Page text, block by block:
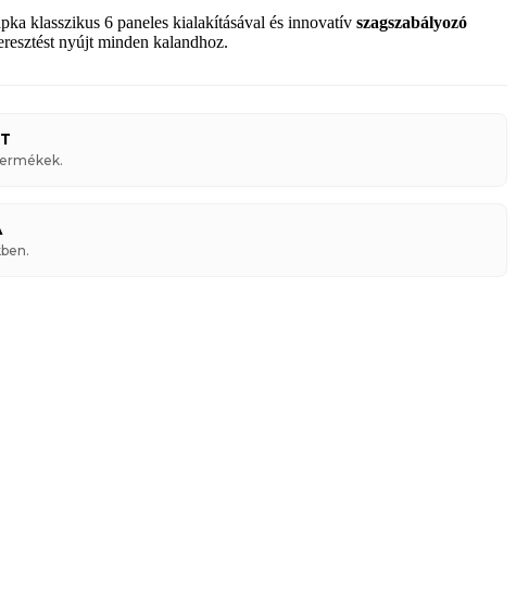
klasszikus 6 paneles kialakításával és innovatív szagszabályozó
nyújt minden kalandhoz.